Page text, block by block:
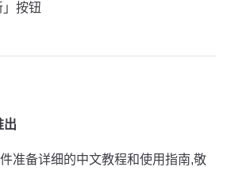
」按钮
出
准备详细的中文教程和使用指南,敬